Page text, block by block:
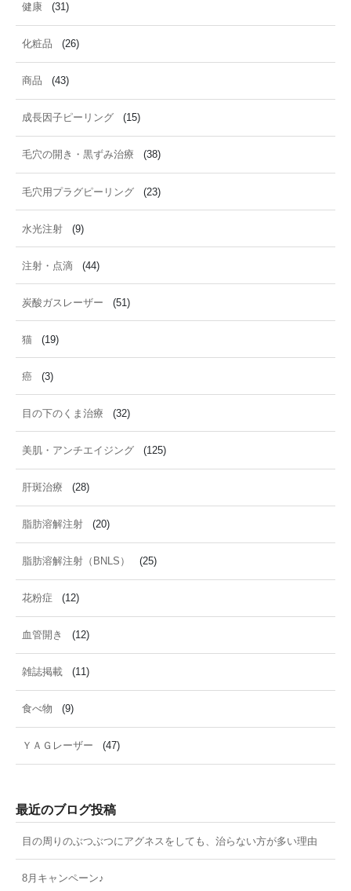
健康 (31)
化粧品 (26)
商品 (43)
成長因子ピーリング (15)
毛穴の開き・黒ずみ治療 (38)
毛穴用プラグピーリング (23)
水光注射 (9)
注射・点滴 (44)
炭酸ガスレーザー (51)
猫 (19)
癌 (3)
目の下のくま治療 (32)
美肌・アンチエイジング (125)
肝斑治療 (28)
脂肪溶解注射 (20)
脂肪溶解注射（BNLS） (25)
花粉症 (12)
血管開き (12)
雑誌掲載 (11)
食べ物 (9)
ＹＡＧレーザー (47)
最近のブログ投稿
目の周りのぶつぶつにアグネスをしても、治らない方が多い理由
8月キャンペーン♪